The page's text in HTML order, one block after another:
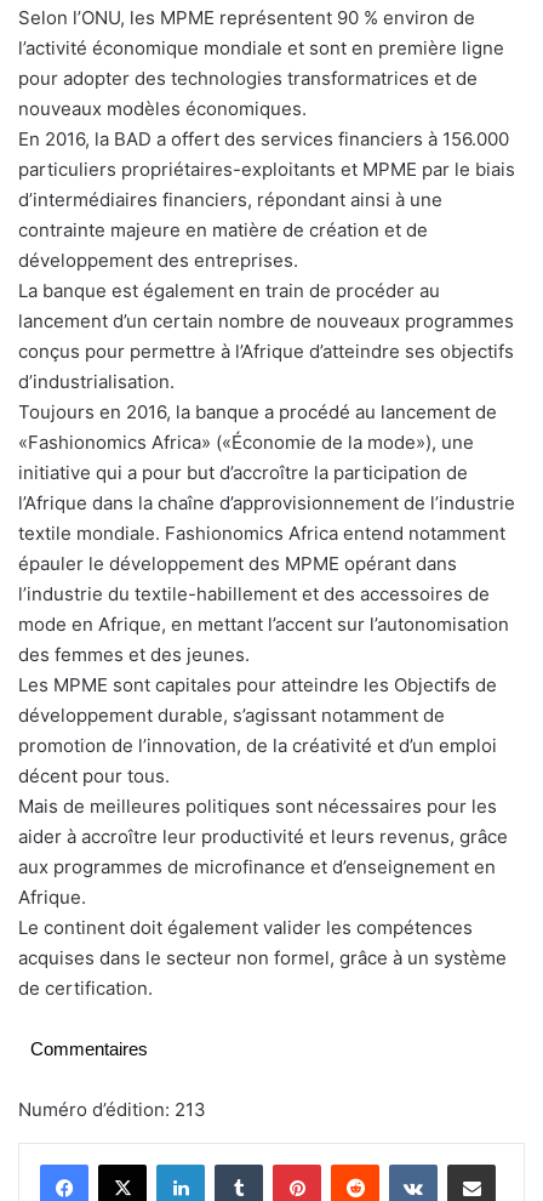
Selon l’ONU, les MPME représentent 90 % environ de
l’activité économique mondiale et sont en première ligne
pour adopter des technologies transformatrices et de
nouveaux modèles économiques.
En 2016, la BAD a offert des services financiers à 156.000
particuliers propriétaires-exploitants et MPME par le biais
d’intermédiaires financiers, répondant ainsi à une
contrainte majeure en matière de création et de
développement des entreprises.
La banque est également en train de procéder au
lancement d’un certain nombre de nouveaux programmes
conçus pour permettre à l’Afrique d’atteindre ses objectifs
d’industrialisation.
Toujours en 2016, la banque a procédé au lancement de
«Fashionomics Africa» («Économie de la mode»), une
initiative qui a pour but d’accroître la participation de
l’Afrique dans la chaîne d’approvisionnement de l’industrie
textile mondiale. Fashionomics Africa entend notamment
épauler le développement des MPME opérant dans
l’industrie du textile-habillement et des accessoires de
mode en Afrique, en mettant l’accent sur l’autonomisation
des femmes et des jeunes.
Les MPME sont capitales pour atteindre les Objectifs de
développement durable, s’agissant notamment de
promotion de l’innovation, de la créativité et d’un emploi
décent pour tous.
Mais de meilleures politiques sont nécessaires pour les
aider à accroître leur productivité et leurs revenus, grâce
aux programmes de microfinance et d’enseignement en
Afrique.
Le continent doit également valider les compétences
acquises dans le secteur non formel, grâce à un système
de certification.
Commentaires
Numéro d’édition: 213